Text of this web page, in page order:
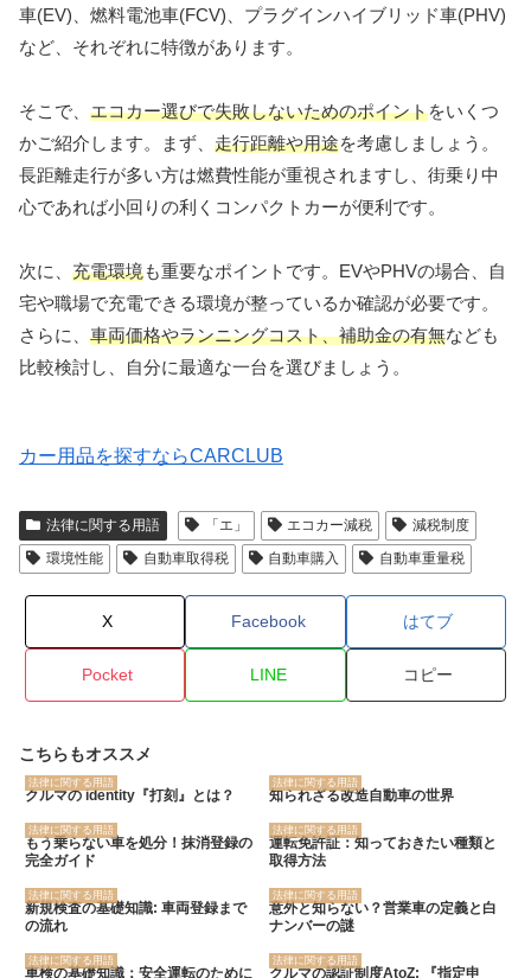
車(EV)、燃料電池車(FCV)、プラグインハイブリッド車(PHV)
など、それぞれに特徴があります。
そこで、 エコカー選びで失敗しないためのポイントをいくつ
かご紹介します。まず、 走行距離や用途を考慮しましょう。
長距離走行が多い方は燃費性能が重視されますし、街乗り中
心であれば小回りの利くコンパクトカーが便利です。
次に、 充電環境も重要なポイントです。EVやPHVの場合、自
宅や職場で充電できる環境が整っているか確認が必要です。
さらに、 車両価格やランニングコスト、補助金の有無なども
比較検討し、自分に最適な一台を選びましょう。
カー用品を探すならCARCLUB
法律に関する用語 「エ」 エコカー減税
減税制度
環境性能
自動車取得税 自動車購入 自動車重量税
X Facebook はてブ
Pocket LINE コピー
こちらもオススメ
法律に関する用語
クルマの identity『打刻』とは？
法律に関する用語
知られざる改造自動車の世界
法律に関する用語
もう乗らない車を処分！抹消登録の
完全ガイド
法律に関する用語
運転免許証：知っておきたい種類と
取得方法
法律に関する用語
新規検査の基礎知識: 車両登録まで
の流れ
法律に関する用語
意外と知らない？営業車の定義と白
ナンバーの謎
法律に関する用語
車検の基礎知識：安全運転のために
法律に関する用語
クルマの認証制度AtoZ: 『指定申